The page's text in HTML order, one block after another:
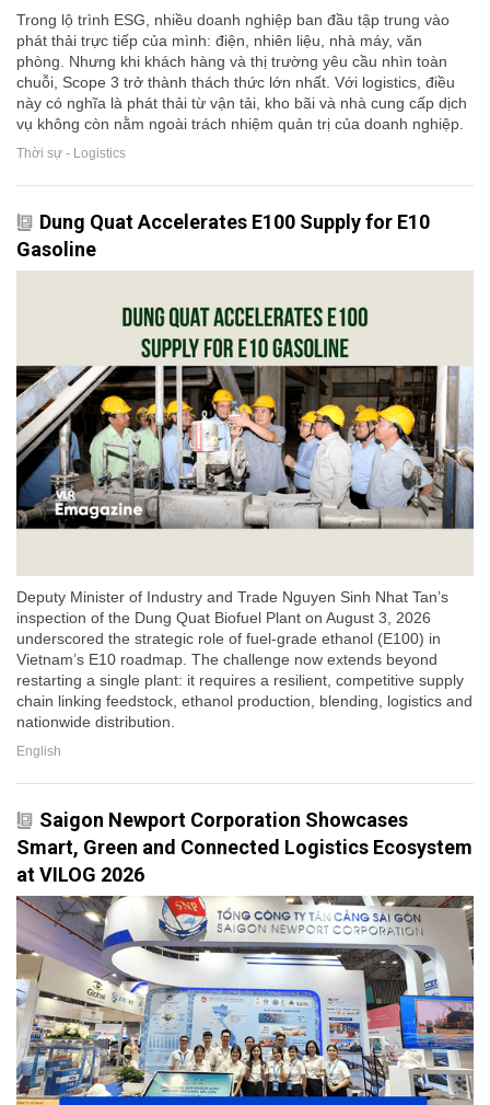
Trong lộ trình ESG, nhiều doanh nghiệp ban đầu tập trung vào
phát thải trực tiếp của mình: điện, nhiên liệu, nhà máy, văn
phòng. Nhưng khi khách hàng và thị trường yêu cầu nhìn toàn
chuỗi, Scope 3 trở thành thách thức lớn nhất. Với logistics, điều
này có nghĩa là phát thải từ vận tải, kho bãi và nhà cung cấp dịch
vụ không còn nằm ngoài trách nhiệm quản trị của doanh nghiệp.
Thời sự - Logistics
Dung Quat Accelerates E100 Supply for E10
Gasoline
Deputy Minister of Industry and Trade Nguyen Sinh Nhat Tan’s
inspection of the Dung Quat Biofuel Plant on August 3, 2026
underscored the strategic role of fuel-grade ethanol (E100) in
Vietnam’s E10 roadmap. The challenge now extends beyond
restarting a single plant: it requires a resilient, competitive supply
chain linking feedstock, ethanol production, blending, logistics and
nationwide distribution.
English
Saigon Newport Corporation Showcases
Smart, Green and Connected Logistics Ecosystem
at VILOG 2026